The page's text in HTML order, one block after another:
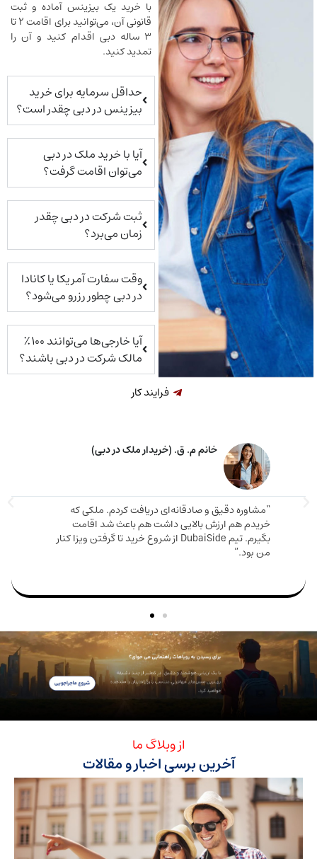
با خرید یک بیزینس آماده و ثبت
قانونی آن، می‌توانید برای اقامت ۲ تا
۳ ساله دبی اقدام کنید و آن را
تمدید کنید.
حداقل سرمایه برای خرید
بیزینس در دبی چقدر است؟
آیا با خرید ملک در دبی
می‌توان اقامت گرفت؟
ثبت شرکت در دبی چقدر
زمان می‌برد؟
وقت سفارت آمریکا یا کانادا
در دبی چطور رزرو می‌شود؟
آیا خارجی‌ها می‌توانند ۱۰۰٪
مالک شرکت در دبی باشند؟
خانم م. ق. (خریدار ملک در دبی)
دقیق و صادقانه‌ای دریافت کردم. ملکی که
هم ارزش بالایی داشت هم باعث شد اقامت
بگیرم. تیم DubaiSide از شروع خرید تا گرفتن ویزا کنار
آخرین برسی اخبار و مقالات